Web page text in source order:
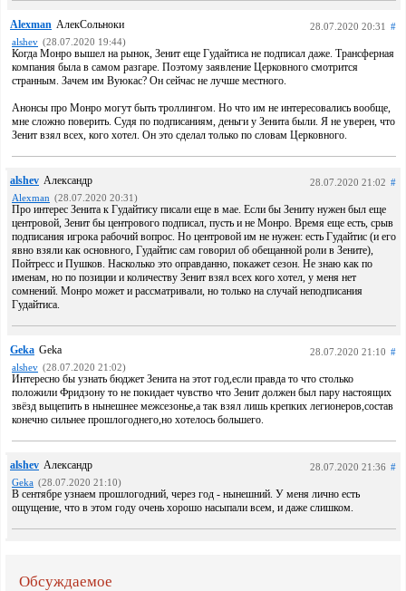
Alexman АлекСольноки 28.07.2020 20:31 #
alshev (28.07.2020 19:44)
Когда Монро вышел на рынок, Зенит еще Гудайтиса не подписал даже. Трансферная
компания была в самом разгаре. Поэтому заявление Церковного смотрится
странным. Зачем им Вуюкас? Он сейчас не лучше местного.
Анонсы про Монро могут быть троллингом. Но что им не интересовались вообще,
мне сложно поверить. Судя по подписаниям, деньги у Зенита были. Я не уверен, что
Зенит взял всех, кого хотел. Он это сделал только по словам Церковного.
alshev Александр 28.07.2020 21:02 #
Alexman (28.07.2020 20:31)
Про интерес Зенита к Гудайтису писали еще в мае. Если бы Зениту нужен был еще
центровой, Зенит бы центрового подписал, пусть и не Монро. Время еще есть, срыв
подписания игрока рабочий вопрос. Но центровой им не нужен: есть Гудайтис (и его
явно взяли как основного, Гудайтис сам говорил об обещанной роли в Зените),
Пойтресс и Пушков. Насколько это оправданно, покажет сезон. Не знаю как по
именам, но по позиции и количеству Зенит взял всех кого хотел, у меня нет
сомнений. Монро может и рассматривали, но только на случай неподписания
Гудайтиса.
Geka Geka 28.07.2020 21:10 #
alshev (28.07.2020 21:02)
Интересно бы узнать бюджет Зенита на этот год,если правда то что столько
положили Фридзону то не покидает чувство что Зенит должен был пару настоящих
звёзд выцепить в нынешнее межсезонье,а так взял лишь крепких легионеров,состав
конечно сильнее прошлогоднего,но хотелось большего.
alshev Александр 28.07.2020 21:36 #
Geka (28.07.2020 21:10)
В сентябре узнаем прошлогодний, через год - нынешний. У меня лично есть
ощущение, что в этом году очень хорошо насыпали всем, и даже слишком.
Обсуждаемое